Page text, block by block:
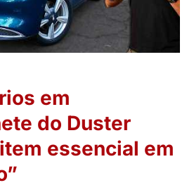
em
do Duster
essencial em